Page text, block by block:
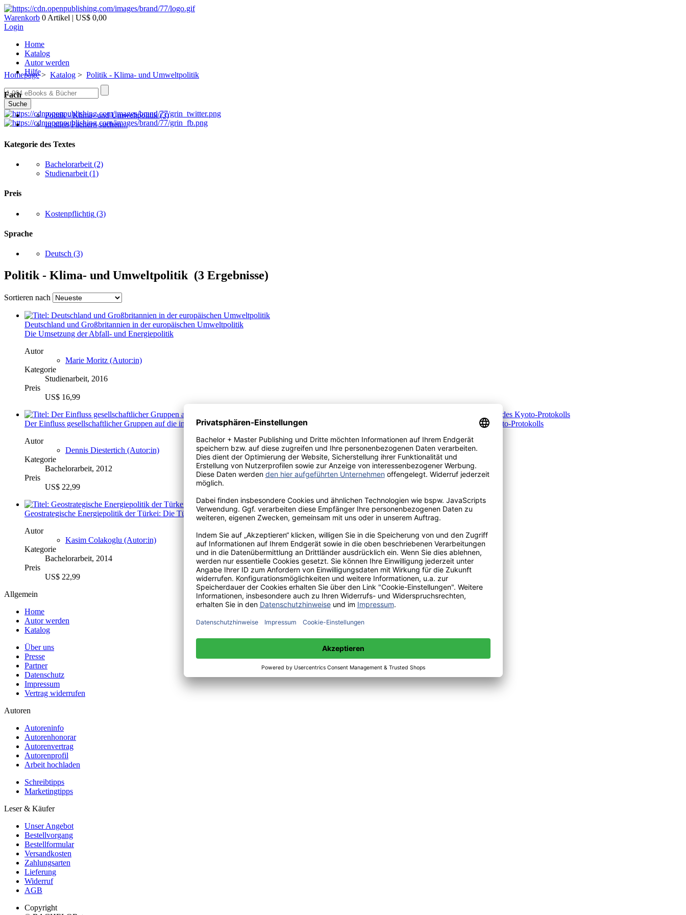
Warenkorb 0 Artikel | US$ 0,00
Login
Home
Katalog
Autor werden
Hilfe
Suche
Homepage> Katalog > Politik - Klima- und Umweltpolitik
Fach
Politik - Klima- und Umweltpolitik (3)
In allen Fächern suchen...
Kategorie des Textes
Bachelorarbeit (2)
Studienarbeit (1)
Preis
Kostenpflichtig (3)
Sprache
Deutsch (3)
Politik - Klima- und Umweltpolitik (3 Ergebnisse)
Sortieren nach
Deutschland und Großbritannien in der europäischen Umweltpolitik
Die Umsetzung der Abfall- und Energiepolitik
Autor
Marie Moritz (Autor:in)
Kategorie
Studienarbeit, 2016
Preis
US$ 16,99
Der Einfluss gesellschaftlicher Gruppen auf die internationale Klimapolitik: Ein Vergleich zwischen den USA und Deutschland am Beispiel des Kyoto-Protokolls
Autor
Dennis Diestertich (Autor:in)
Kategorie
Bachelorarbeit, 2012
Preis
US$ 22,99
Geostrategische Energiepolitik der Türkei: Die Türkei als Energiedrehscheibe der Zukunft
Autor
Kasim Colakoglu (Autor:in)
Kategorie
Bachelorarbeit, 2014
Preis
US$ 22,99
Allgemein
Home
Autor werden
Katalog
Über uns
Presse
Partner
Datenschutz
Impressum
Vertrag widerrufen
Autoren
Autoreninfo
Autorenhonorar
Autorenvertrag
Autorenprofil
Arbeit hochladen
Schreibtipps
Marketingtipps
Leser & Käufer
Unser Angebot
Bestellvorgang
Bestellformular
Versandkosten
Zahlungsarten
Lieferung
Widerruf
AGB
Copyright